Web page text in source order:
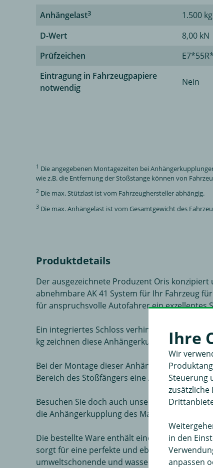
Anhängelast3
1.500 kg
D-Wert
8,00 kN
Prüfzeichen
Eintragung in Fahrzeugpapiere
notwendig
Nein
1 Die angegebenen Montagezeiten bei
wie z.B. die Entfernung der Stoßstange können von
2 Die max. Stützlast ist vom Fahrzeughersteller abhängig.
3 Die max. Anhängelast ist vom Gesamtgewicht des
Produktdetails
Der ausgezeichnete Produzent Oris
abnehmbare AK 41 System für Ihr Fahrzeug
für anspruchsvolle Autofahrer ein exzellentes
Ein integriertes Schloss verhindert, dass
kg zeichnen diese Anhängerkupplung aus.
Bei der Montage dieser Anhängerkupplung
Bereich des Stoßfängers eine
Besuchen Sie doch auch unsere Kategorie
die Anhängerkupplung des
Die bestellte Ware enthält eine umfangreiche
sorgt für eine perfekte und ebenmäßige
umweltschonende und wassergelöste
Ihre
Wir
Steuerung
in den
anpassen